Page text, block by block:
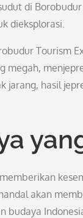
di
dieksplorasi.
Tourism
megah,
jarang, hasil
akan
budaya